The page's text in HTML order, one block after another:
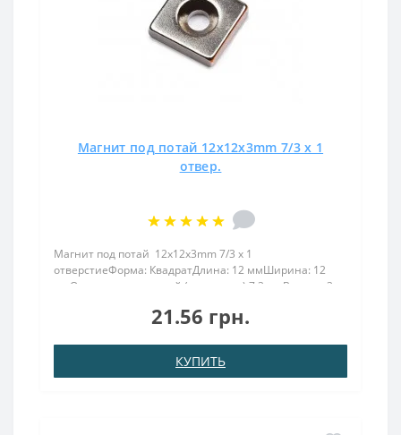
Магнит под потай 12x12x3mm 7/3 х 1
отвер.
Магнит под потай 12x12x3mm 7/3 х 1
отверстиеФорма: КвадратДлина: 12 ммШирина: 12
ммОтверстие под потай (зеньковка) 7,3 ммВысота: 3
никель.: (Ni-Cu-Ni)Намагничивание: N38Сцепление
21.56 грн.
КУПИТЬ